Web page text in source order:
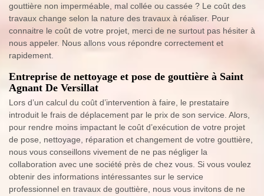
gouttière non imperméable, mal collée ou cassée ? Le coût des
travaux change selon la nature des travaux à réaliser. Pour
connaitre le coût de votre projet, merci de ne surtout pas hésiter à
nous appeler. Nous allons vous répondre correctement et
rapidement.
Entreprise de nettoyage et pose de gouttière à Saint
Agnant De Versillat
Lors d’un calcul du coût d’intervention à faire, le prestataire
introduit le frais de déplacement par le prix de son service. Alors,
pour rendre moins impactant le coût d’exécution de votre projet
de pose, nettoyage, réparation et changement de votre gouttière,
nous vous conseillons vivement de ne pas négliger la
collaboration avec une société près de chez vous. Si vous voulez
obtenir des informations intéressantes sur le service
professionnel en travaux de gouttière, nous vous invitons de ne